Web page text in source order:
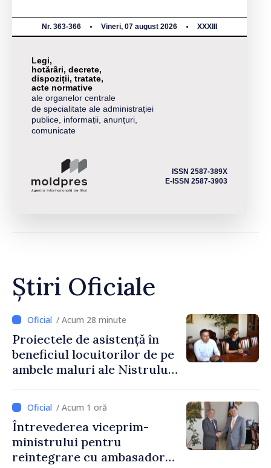
Nr. 363-366 Vineri, 07 august 2026 XXXIII
Legi,
hotărâri, decrete,
dispoziții, tratate,
acte normative
ale organelor centrale
de specialitate ale administrației
publice, informații, anunțuri,
comunicate
ISSN 2587-389X
E-ISSN 2587-3903
Știri Oficiale
/ Acum 28 minute
Proiectele de asistență în
beneficiul locuitorilor de pe
ambele maluri ale Nistrului
viceprim-ministrului cu
reprezentanta rezidentă a
PNUD în Republica Moldova,
Daniela Gasparikova
/ Acum 1 oră
Întrevederea viceprim-
ministrului pentru
reintegrare cu ambasadorul